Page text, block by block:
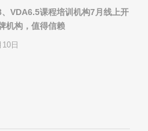
VDA6.5课程培训机构7月线上开
机构，值得信赖
日